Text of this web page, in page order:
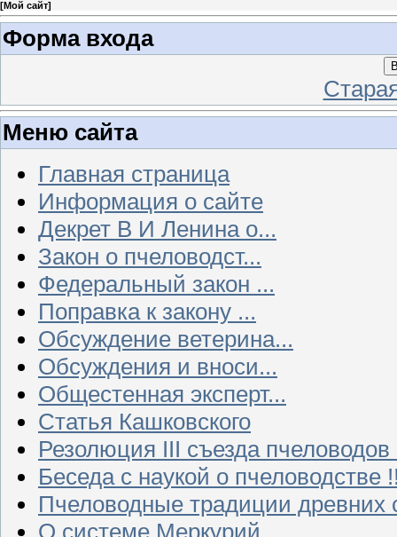
[Мой сайт]
Форма входа
Меню сайта
Главная страница
Информация о сайте
Декрет В И Ленина о...
Закон о пчеловодст...
Федеральный закон ...
Поправка к закону ...
Обсуждение ветерина...
Обсуждения и вноси...
Общестенная эксперт...
Статья Кашковского
Резолюция III съезда
Беседа с наукой о пчеловодстве
Пчеловодные традиции древних
О системе Меркурий